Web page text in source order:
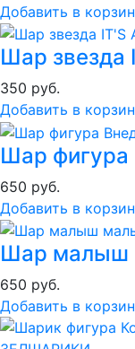
Добавить в
Шар звезда
350 руб.
Добавить в
Шар фигура
650 руб.
Добавить в
Шар малыш
650 руб.
Добавить в